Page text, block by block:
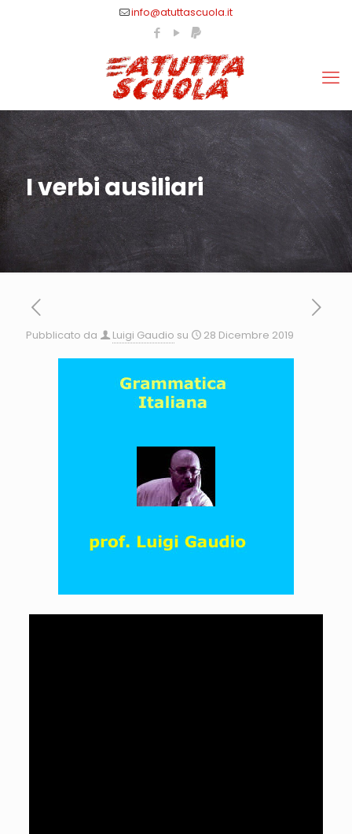
info@atuttascuola.it
I verbi ausiliari
Pubblicato da Luigi Gaudio su 28 Dicembre 2019